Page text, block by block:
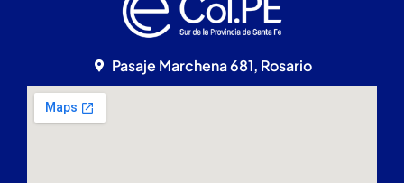
Pasaje Marchena 681, Rosario